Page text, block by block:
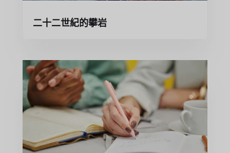
二十二世紀的攀岩